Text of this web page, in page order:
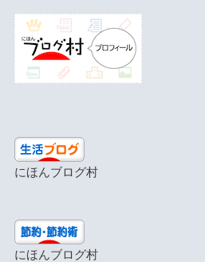
にほんブログ村
にほんブログ村